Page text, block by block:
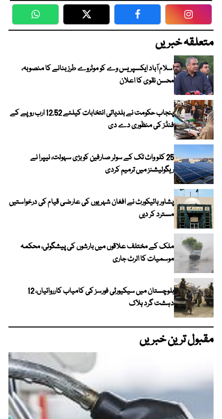
WhatsApp Twitter Facebook
متعلقہ خبریں
اسلام آباد ایکسپریس وے کو موٹروے طرز بنانے کا منصوبہ،
محسن نقوی کا اعلان
پنجاب حکومت نے بلدیاتی انتخابات کیلئے 12.52 ارب روپے کے
فنڈز کی منظوری دے دی
25 کلو واٹ تک کے سولر صارفین کو بڑی سہولت، نیپرا نے
ریگولیشنز میں ترمیم کردی
پشاور ہائیکورٹ نے افغان شہریوں کی عارضی قیام کی درخواستیں
مسترد کر دیں
ملک کے مختلف علاقوں میں بارشوں کی پیشگوئی، محکمہ
موسمیات کا الرٹ جاری
بلوچستان میں سیکیورٹی فورسز کی کامیاب کارروائیاں، 12
دہشت گرد ہلاک
مقبول ترین خبریں